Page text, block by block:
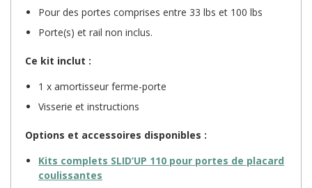
Pour des portes comprises entre 33 lbs et 100 lbs
Porte(s) et rail non inclus.
Ce kit inclut :
1 x amortisseur ferme-porte
Visserie et instructions
Options et accessoires disponibles :
Kits complets SLID’UP 110 pour portes de placard
coulissantes